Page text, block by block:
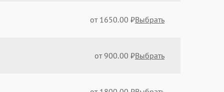
от 1650.00 ₽Выбрать
от 900.00 ₽Выбрать